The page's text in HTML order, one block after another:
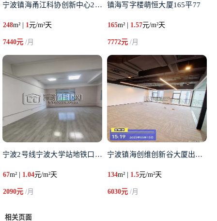
宁波镇海甬江科协创新中心248
248m² | 1元/m²天
7440元 /月
镇海写字楼萌恒大厦165平77
165m² | 1.57元/m²天
7772元/月
宁波2号线宁波大学站地铁口世创
67m² | 1.04元/m²天
2090元 /月
宁波镇海创维创新谷大厦出租13
134m² | 1.5元/m²天
6030元/月
相关页面